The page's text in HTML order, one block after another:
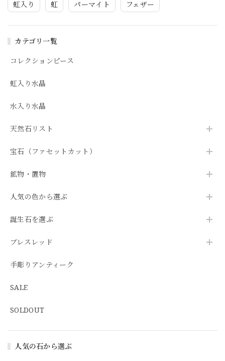
虹入り 虹 パーマイト フェザー
カテゴリ一覧
コレクションピース
虹入り水晶
水入り水晶
天然石リスト
宝石（ファセットカット）
鉱物・置物
人気の色から選ぶ
誕生石を選ぶ
ブレスレッド
手彫りアンティーク
SALE
SOLDOUT
人気の石から選ぶ